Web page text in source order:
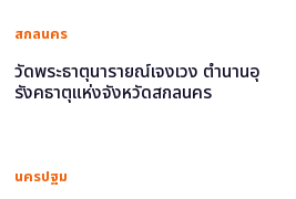
สกลนคร
วัดพระธาตุนารายณ์เจงเวง ตำนานอุ
รังคธาตุแห่งจังหวัดสกลนคร
นครปฐม